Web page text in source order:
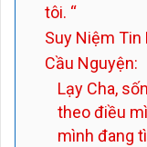
tôi. “
Suy Niệm Tin
Cầu Nguyện:
Lạy Cha,
theo điều
mình đang